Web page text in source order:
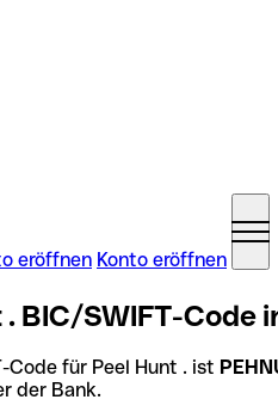
eröffnen Konto eröffnen
. BIC/SWIFT-Code
Code für Peel Hunt . ist
der Bank.